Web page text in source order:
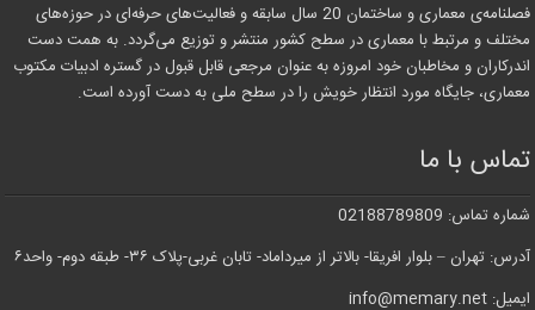
فصلنامه‌ی معماری و ساختمان 20 سال سابقه و فعالیت‌های حرفه‌ای در حوزه‌های
مختلف و مرتبط با معماری در سطح کشور منتشر و توزیع می‌گردد. به همت دست
اندرکاران و مخاطبان خود امروزه به عنوان مرجعی قابل قبول در گستره ادبیات مکتوب
معماری، جایگاه مورد انتظار خویش را در سطح ملی به دست آورده است.
تماس با ما
شماره تماس: 02188789809
آدرس: تهران – بلوار افریقا- بالاتر از میرداماد- تابان غربی-پلاک ۳۶- طبقه دوم- واحد۶
ایمیل: info@memary.net